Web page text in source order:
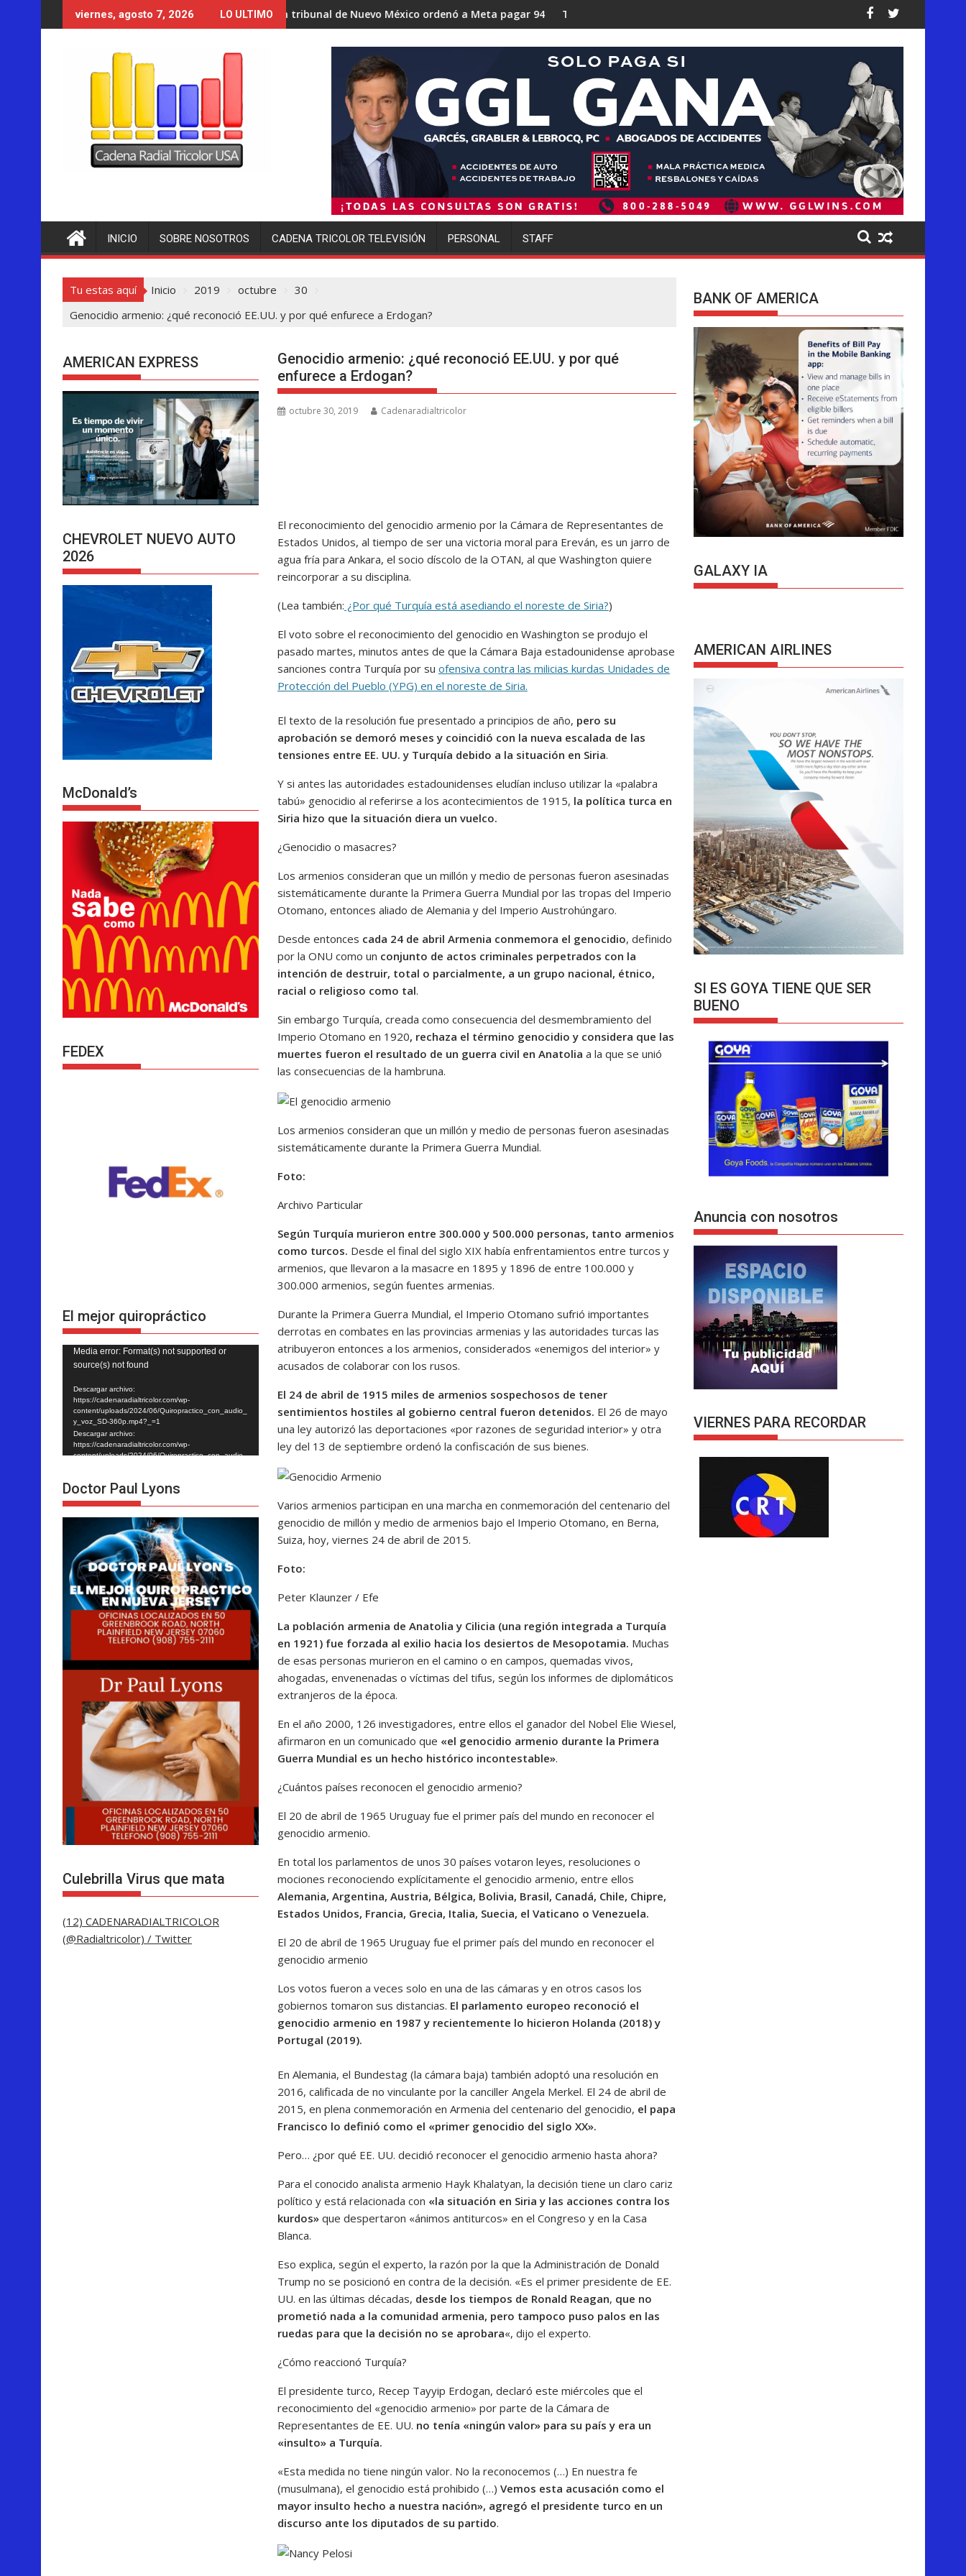
al
viernes, agosto 7, 2026 LO ULTIMO
Un tribunal de Nuevo México ordenó a Meta pagar 942 millones de dólares por los daños causados a los niños en sus plataformas
Trump se acerca a lograr la mayor operación de deportaciones de la historia de Estados Unidos:
Ofensiva migratoria de Trump golpea de
INICIO SOBRE NOSOTROS CADENA TRICOLOR TELEVISIÓN PERSONAL STAFF
Tu estas aquí Inicio 2019 octubre
30
Genocidio armenio: ¿qué reconoció EE.UU. y por qué enfurece a Erdogan?
Genocidio armenio: ¿qué reconoció EE.UU. y por qué
enfurece a Erdogan?
octubre 30, 2019 Cadenaradialtricolor
El reconocimiento del genocidio armenio por la Cámara de Representantes de
Estados Unidos, al tiempo de ser una victoria moral para Ereván, es un jarro de
agua fría para Ankara, el socio díscolo de la OTAN, al que Washington quiere
reincorporar a su disciplina.
(Lea también: ¿Por qué Turquía está asediando el noreste de Siria?)
El voto sobre el reconocimiento del genocidio en Washington se produjo el
pasado martes, minutos antes de que la Cámara Baja estadounidense aprobase
sanciones contra Turquía por su ofensiva contra las milicias kurdas Unidades de
Protección del Pueblo (YPG) en el noreste de Siria.
El texto de la resolución fue presentado a principios de año, pero su
aprobación se demoró meses y coincidió con la nueva escalada de las
tensiones entre EE. UU. y Turquía debido a la situación en Siria.
Y si antes las autoridades estadounidenses eludían incluso utilizar la «palabra
tabú» genocidio al referirse a los acontecimientos de 1915, la política turca en
Siria hizo que la situación diera un vuelco.
¿Genocidio o masacres?
Los armenios consideran que un millón y medio de personas fueron asesinadas
sistemáticamente durante la Primera Guerra Mundial por las tropas del Imperio
Otomano, entonces aliado de Alemania y del Imperio Austrohúngaro.
Desde entonces cada 24 de abril Armenia conmemora el genocidio, definido
por la ONU como un conjunto de actos criminales perpetrados con la
intención de destruir, total o parcialmente, a un grupo nacional, étnico,
racial o religioso como tal.
Sin embargo Turquía, creada como consecuencia del desmembramiento del
Imperio Otomano en 1920, rechaza el término genocidio y considera que las
muertes fueron el resultado de un guerra civil en Anatolia a la que se unió
las consecuencias de la hambruna.
Los armenios consideran que un millón y medio de personas fueron asesinadas
sistemáticamente durante la Primera Guerra Mundial.
Foto:
Archivo Particular
Según Turquía murieron entre 300.000 y 500.000 personas, tanto armenios
como turcos. Desde el final del siglo XIX había enfrentamientos entre turcos y
armenios, que llevaron a la masacre en 1895 y 1896 de entre 100.000 y
300.000 armenios, según fuentes armenias.
Durante la Primera Guerra Mundial, el Imperio Otomano sufrió importantes
derrotas en combates en las provincias armenias y las autoridades turcas las
atribuyeron entonces a los armenios, considerados «enemigos del interior» y
acusados de colaborar con los rusos.
El 24 de abril de 1915 miles de armenios sospechosos de tener
sentimientos hostiles al gobierno central fueron detenidos. El 26 de mayo
una ley autorizó las deportaciones «por razones de seguridad interior» y otra
ley del 13 de septiembre ordenó la confiscación de sus bienes.
Varios armenios participan en una marcha en conmemoración del centenario del
genocidio de millón y medio de armenios bajo el Imperio Otomano, en Berna,
Suiza, hoy, viernes 24 de abril de 2015.
Foto:
Peter Klaunzer / Efe
La población armenia de Anatolia y Cilicia (una región integrada a Turquía
en 1921) fue forzada al exilio hacia los desiertos de Mesopotamia. Muchas
de esas personas murieron en el camino o en campos, quemadas vivos,
ahogadas, envenenadas o víctimas del tifus, según los informes de diplomáticos
extranjeros de la época.
En el año 2000, 126 investigadores, entre ellos el ganador del Nobel Elie Wiesel,
afirmaron en un comunicado que «el genocidio armenio durante la Primera
Guerra Mundial es un hecho histórico incontestable».
¿Cuántos países reconocen el genocidio armenio?
El 20 de abril de 1965 Uruguay fue el primer país del mundo en reconocer el
genocidio armenio.
En total los parlamentos de unos 30 países votaron leyes, resoluciones o
mociones reconociendo explícitamente el genocidio armenio, entre ellos
Alemania, Argentina, Austria, Bélgica, Bolivia, Brasil, Canadá, Chile, Chipre,
Estados Unidos, Francia, Grecia, Italia, Suecia, el Vaticano o Venezuela.
El 20 de abril de 1965 Uruguay fue el primer país del mundo en reconocer el
genocidio armenio
Los votos fueron a veces solo en una de las cámaras y en otros casos los
gobiernos tomaron sus distancias. El parlamento europeo reconoció el
genocidio armenio en 1987 y recientemente lo hicieron Holanda (2018) y
Portugal (2019).
En Alemania, el Bundestag (la cámara baja) también adoptó una resolución en
2016, calificada de no vinculante por la canciller Angela Merkel. El 24 de abril de
2015, en plena conmemoración en Armenia del centenario del genocidio, el papa
Francisco lo definió como el «primer genocidio del siglo XX».
Pero… ¿por qué EE. UU. decidió reconocer el genocidio armenio hasta ahora?
Para el conocido analista armenio Hayk Khalatyan, la decisión tiene un claro cariz
político y está relacionada con «la situación en Siria y las acciones contra los
kurdos» que despertaron «ánimos antiturcos» en el Congreso y en la Casa
Blanca.
Eso explica, según el experto, la razón por la que la Administración de Donald
Trump no se posicionó en contra de la decisión. «Es el primer presidente de EE.
UU. en las últimas décadas, desde los tiempos de Ronald Reagan, que no
prometió nada a la comunidad armenia, pero tampoco puso palos en las
ruedas para que la decisión no se aprobara«, dijo el experto.
¿Cómo reaccionó Turquía?
El presidente turco, Recep Tayyip Erdogan, declaró este miércoles que el
reconocimiento del «genocidio armenio» por parte de la Cámara de
Representantes de EE. UU. no tenía «ningún valor» para su país y era un
«insulto» a Turquía.
«Esta medida no tiene ningún valor. No la reconocemos (…) En nuestra fe
(musulmana), el genocidio está prohibido (…) Vemos esta acusación como el
mayor insulto hecho a nuestra nación», agregó el presidente turco en un
discurso ante los diputados de su partido.
AMERICAN EXPRESS
CHEVROLET NUEVO AUTO
2026
McDonald’s
FEDEX
El mejor quiropráctico
Reproductor
de
vídeo
Media error: Format(s) not supported or
source(s) not found
Descargar archivo:
https://cadenaradialtricolor.com/wp-
content/uploads/2024/06/Quiropractico_con_audio_
y_voz_SD-360p.mp4?_=1
Descargar archivo:
https://cadenaradialtricolor.com/wp-
content/uploads/2024/06/Quiropractico_con_audio_
Doctor Paul Lyons
Culebrilla Virus que mata
(12) CADENARADIALTRICOLOR
(@Radialtricolor) / Twitter
BANK OF AMERICA
GALAXY IA
AMERICAN AIRLINES
SI ES GOYA TIENE QUE SER
BUENO
Anuncia con nosotros
VIERNES PARA RECORDAR